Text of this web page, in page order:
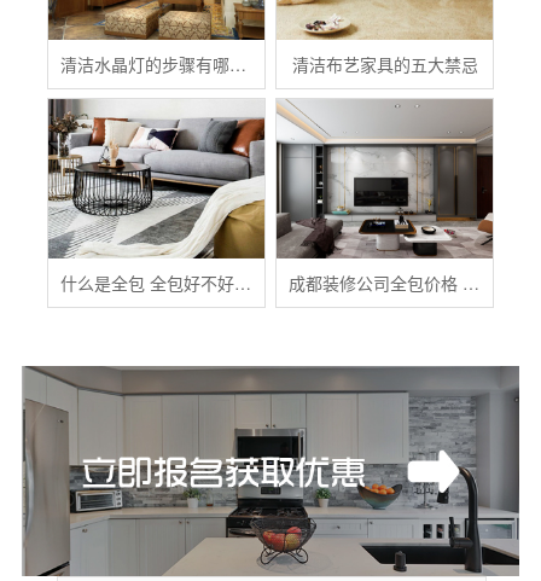
清洁水晶灯的步骤有哪些？ 清洁布艺家具的五大禁忌
什么是全包 全包好不好 全包装修注意事项有哪些 成都装修公司全包价格 成都全包装修多少钱一平